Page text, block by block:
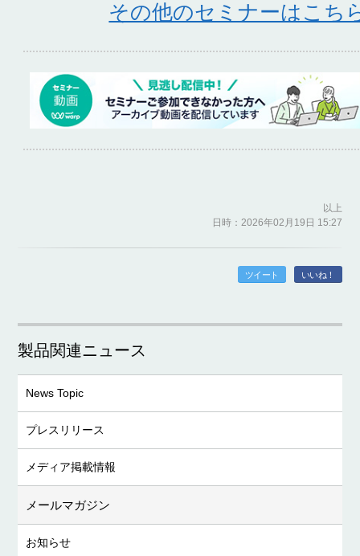
その他のセミナーはこち
以上
日時：2026年02月19日 15:27
ツイート いいね！
製品関連ニュース
News Topic
プレスリリース
メディア掲載情報
メールマガジン
お知らせ